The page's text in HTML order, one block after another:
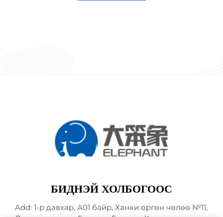
БИДНЭЙ ХОЛБОГООС
Add: 1-р давхар, А01 байр, Ханки өргөн чөлөө №11,